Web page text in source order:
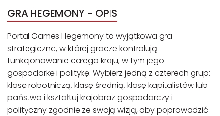
GRA HEGEMONY - OPIS
Portal Games Hegemony to wyjątkowa gra
strategiczna, w której gracze kontrolują
funkcjonowanie całego kraju, w tym jego
gospodarkę i politykę. Wybierz jedną z czterech grup:
klasę robotniczą, klasę średnią, klasę kapitalistów lub
państwo i kształtuj krajobraz gospodarczy i
polityczny zgodnie ze swoją wizją, aby poprowadzić